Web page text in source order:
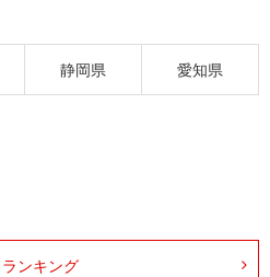
静岡県 愛知県
ランキング